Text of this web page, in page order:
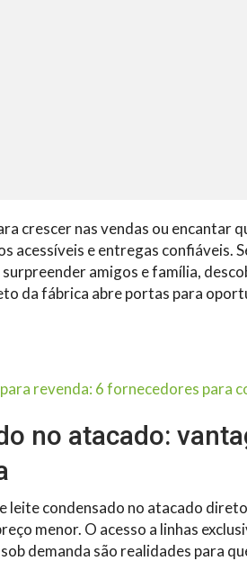
crescer nas vendas ou encantar
acessíveis e entregas confiáveis.
amigos e família,
da fábrica abre portas para
revenda: 6 fornecedores para
no atacado:
leite condensado no atacado
menor. O acesso a linhas
demanda são realidades para